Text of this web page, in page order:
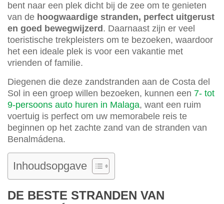
bent naar een plek dicht bij de zee om te genieten
van de hoogwaardige stranden, perfect uitgerust
en goed bewegwijzerd . Daarnaast zijn er veel
toeristische trekpleisters om te bezoeken, waardoor
het een ideale plek is voor een vakantie met
vrienden of familie.
Diegenen die deze zandstranden aan de Costa del
Sol in een groep willen bezoeken, kunnen een 7- tot
9-persoons auto huren in Malaga, want een ruim
voertuig is perfect om uw memorabele reis te
beginnen op het zachte zand van de stranden van
Benalmádena.
Inhoudsopgave
DE BESTE STRANDEN VAN